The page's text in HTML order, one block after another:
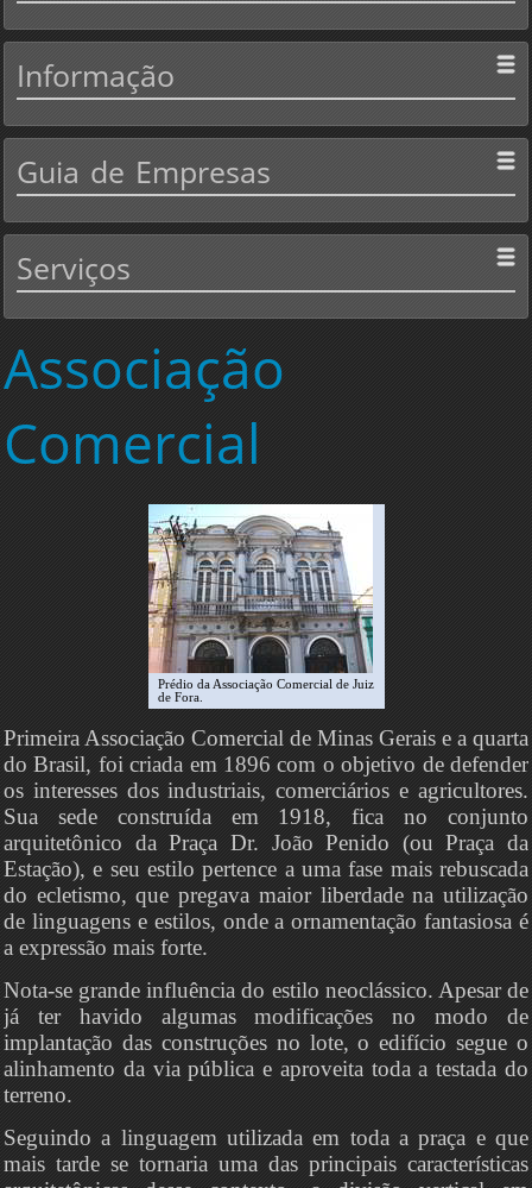
Informação
Guia de Empresas
Serviços
Associação
Comercial
Prédio da Associação Comercial de Juiz
de Fora.
Primeira Associação Comercial de Minas Gerais e a quarta
do Brasil, foi criada em 1896 com o objetivo de defender
os interesses dos industriais, comerciários e agricultores.
Sua sede construída em 1918, fica no conjunto
arquitetônico da Praça Dr. João Penido (ou Praça da
Estação), e seu estilo pertence a uma fase mais rebuscada
do ecletismo, que pregava maior liberdade na utilização
de linguagens e estilos, onde a ornamentação fantasiosa é
a expressão mais forte.
Nota-se grande influência do estilo neoclássico. Apesar de
já ter havido algumas modificações no modo de
implantação das construções no lote, o edifício segue o
alinhamento da via pública e aproveita toda a testada do
terreno.
Seguindo a linguagem utilizada em toda a praça e que
mais tarde se tornaria uma das principais características